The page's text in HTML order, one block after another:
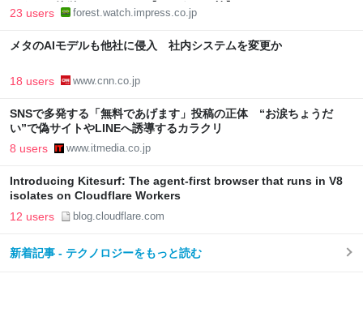
ータなら簡単にできるかも【やじうまの杜】
23 users forest.watch.impress.co.jp
メタのAIモデルも他社に侵入 社内システムを変更か
18 users www.cnn.co.jp
SNSで多発する「無料であげます」投稿の正体 “お涙ちょうだ
い”で偽サイトやLINEへ誘導するカラクリ
8 users www.itmedia.co.jp
Introducing Kitesurf: The agent-first browser that runs in V8
isolates on Cloudflare Workers
12 users blog.cloudflare.com
新着記事 - テクノロジーをもっと読む